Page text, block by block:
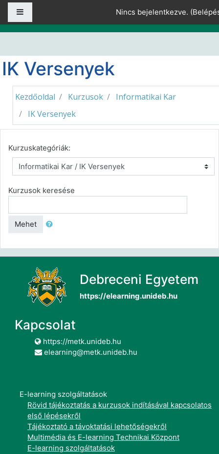
Tovább a fő tartalomhoz
Nincs bejelentkezve. (
IK Versenyek
Kezdőoldal Kurzusok
Informatikai Kar
IK Versenyek
Kurzuskategóriák:
Kurzusok keresése
Mehet
Debreceni Egyetem
https://elearning.unideb.hu
Kapcsolat
https://metk.unideb.hu
elearning@metk.unideb.hu
E-learning szolgáltatások
Rövid tájékoztatás a kurzusok indításával kapcsolatos
első lépésekről
Tájékoztató a távoktatási lehetőségekről
Multimédia és E-learning Technikai Központ
E-learning szolgáltatások